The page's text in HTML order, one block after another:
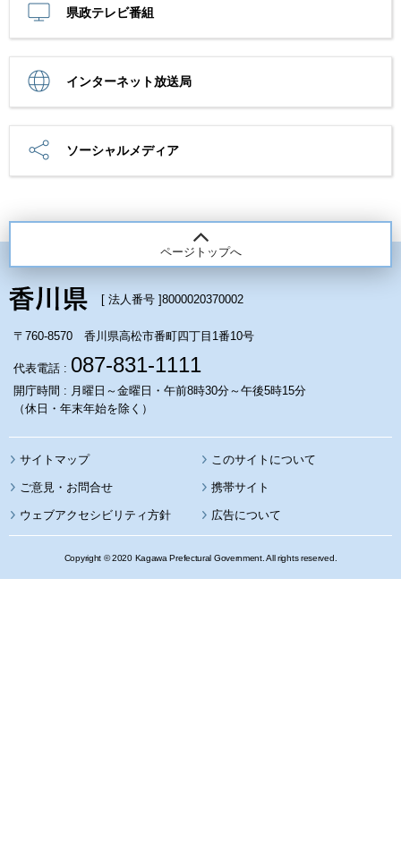
県政テレビ番組
インターネット放送局
ソーシャルメディア
ページトップへ
[ 法人番号 ]8000020370002
〒760-8570 香川県高松市番町四丁目1番10号
代表電話 : 087-831-1111
開庁時間 : 月曜日～金曜日・午前8時30分～午後5時15分
（休日・年末年始を除く）
サイトマップ このサイトについて
携帯サイト
ウェブアクセシビリティ方針 広告について
Copyright © 2020 Kagawa Prefectural Government. All rights reserved.